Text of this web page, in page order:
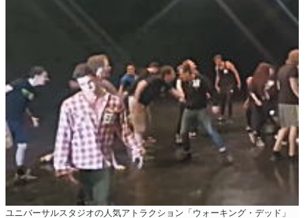
ユニバーサルスタジオの人気アトラクション「ウォーキング・デッド」